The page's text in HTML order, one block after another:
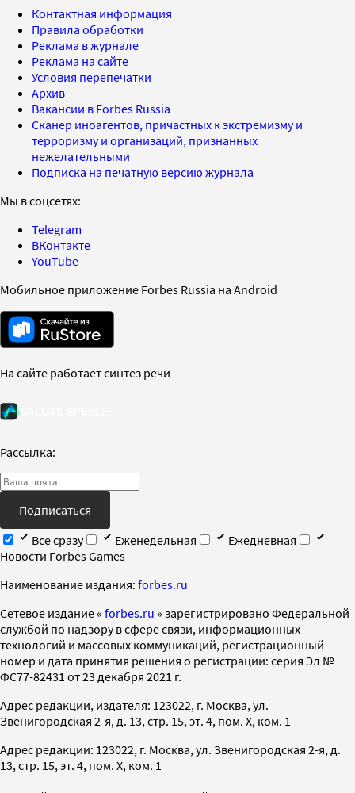
Контактная информация
Правила обработки
Реклама в журнале
Реклама на сайте
Условия перепечатки
Архив
Вакансии в Forbes Russia
Сканер иноагентов, причастных к экстремизму и
терроризму и организаций, признанных
нежелательными
Подписка на печатную версию журнала
Мы в соцсетях:
Telegram
ВКонтакте
YouTube
Мобильное приложение Forbes Russia на Android
На сайте работает синтез речи
Рассылка:
Подписаться
Все сразу
Еженедельная
Ежедневная
Новости Forbes Games
Наименование издания: forbes.ru
Cетевое издание « forbes.ru » зарегистрировано Федеральной
службой по надзору в сфере связи, информационных
технологий и массовых коммуникаций, регистрационный
номер и дата принятия решения о регистрации: серия Эл №
ФС77-82431 от 23 декабря 2021 г.
Адрес редакции, издателя: 123022, г. Москва, ул.
Звенигородская 2-я, д. 13, стр. 15, эт. 4, пом. X, ком. 1
Адрес редакции: 123022, г. Москва, ул. Звенигородская 2-я, д.
13, стр. 15, эт. 4, пом. X, ком. 1